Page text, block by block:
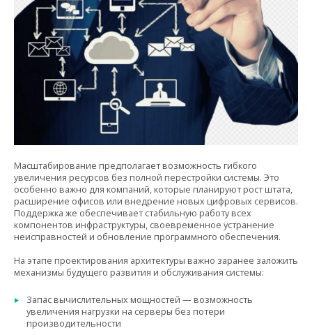
Масштабирование предполагает возможность гибкого
увеличения ресурсов без полной перестройки системы. Это
особенно важно для компаний, которые планируют рост штата,
расширение офисов или внедрение новых цифровых сервисов.
Поддержка же обеспечивает стабильную работу всех
компонентов инфраструктуры, своевременное устранение
неисправностей и обновление программного обеспечения.
На этапе проектирования архитектуры важно заранее заложить
механизмы будущего развития и обслуживания системы:
Запас вычислительных мощностей — возможность
увеличения нагрузки на серверы без потери
производительности